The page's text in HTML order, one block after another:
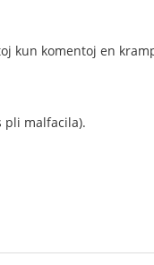
kun komentoj en
pli malfacila).